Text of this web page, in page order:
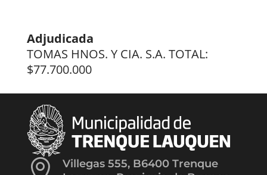
Adjudicada
TOMAS HNOS. Y CIA. S.A. TOTAL:
$77.700.000
Villegas 555, B6400 Trenque